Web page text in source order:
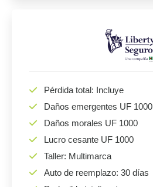
Pérdida total: Incluye
Daños emergentes UF 1000
Daños morales UF 1000
Lucro cesante UF 1000
Taller: Multimarca
Auto de reemplazo: 30 días